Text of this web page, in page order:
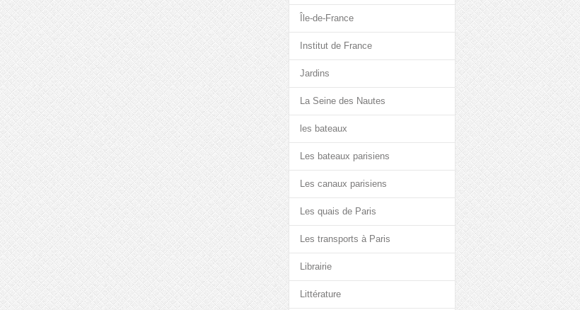
Île-de-France
Institut de France
Jardins
La Seine des Nautes
les bateaux
Les bateaux parisiens
Les canaux parisiens
Les quais de Paris
Les transports à Paris
Librairie
Littérature